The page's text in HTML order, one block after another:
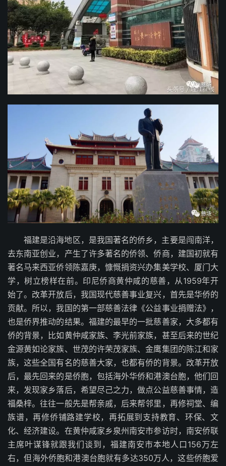
福建是沿海地区，是我国著名的侨乡，主要是闯南洋，
去东南亚创业，产生了许多著名的侨领、侨商，建国初就有
著名马来西亚侨领陈嘉庚，慷慨捐资兴办集美学校、厦门大
学，树立榜样在前。印尼侨商黄仲咸的慈善，从1959年开
始了。改革开放后，我国现代慈善事业复兴，首先是华侨的
贡献。所以，我国的第一部慈善法律《公益事业捐赠法》，
也是侨界推动的结果。福建的最早的一批慈善家，大多都有
侨的背景，比如黄仲咸家族、李光前家族，甚至后来的世纪
金源黄如论家族、世茂的许荣茂家族、金鹰集团的陈江和家
族，这些全国有名的慈善大家，也都有侨的背景。改革开放
后，最先回来的是侨胞，包括海外华侨和港澳台胞，他们回
来，发现家乡落后，希望尽己之力，做点公益慈善事情，造
福桑梓。往往一般先是帮亲戚，后来帮邻里，再修祠堂、编
族谱，再修侨铺路建学校，再拓展到支持教育、环保、文
化、经济建设。在黄仲咸家乡泉州南安市参访时，南安侨联
主席叶谋锋就跟我们谈到，福建南安市本地人口156万左
右，但海外侨胞和港澳台胞就有多达350万人，这些侨胞爱